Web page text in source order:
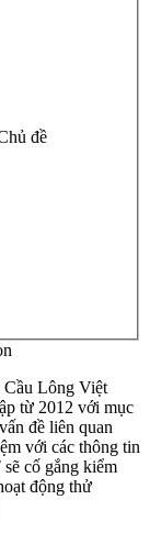
đề
Cầu Lông Việt
từ 2012 với mục
đề liên quan
với các thông tin
cố gắng kiểm
động thử